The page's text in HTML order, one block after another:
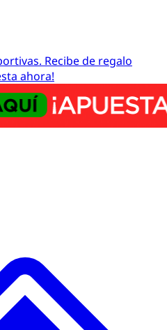
Recibe de regalo
ahora!